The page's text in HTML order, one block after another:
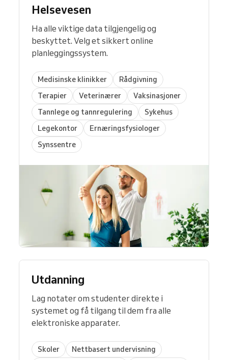
Helsevesen
Ha alle viktige data tilgjengelig og
beskyttet. Velg et sikkert online
planleggingssystem.
Medisinske klinikker
Rådgivning
Terapier
Veterinærer
Vaksinasjoner
Tannlege og tannregulering
Sykehus
Legekontor
Ernæringsfysiologer
Synssentre
Utdanning
Lag notater om studenter direkte i
systemet og få tilgang til dem fra alle
elektroniske apparater.
Skoler
Nettbasert undervisning